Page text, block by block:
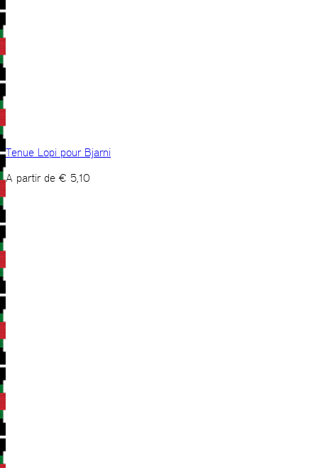
Tenue Lopi pour Bjarni
A partir de € 5,10